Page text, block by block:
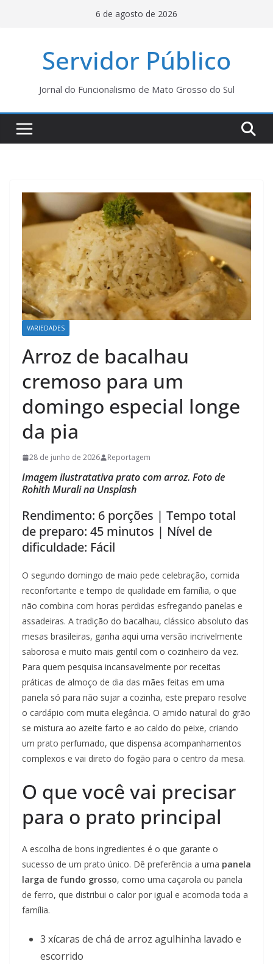
6 de agosto de 2026
Servidor Público
Jornal do Funcionalismo de Mato Grosso do Sul
VARIEDADES
Arroz de bacalhau
cremoso para um
domingo especial longe
da pia
28 de junho de 2026 Reportagem
Imagem ilustratativa prato com arroz. Foto de
Rohith Murali na Unsplash
Rendimento: 6 porções | Tempo total
de preparo: 45 minutos | Nível de
dificuldade: Fácil
O segundo domingo de maio pede celebração, comida
reconfortante e tempo de qualidade em família, o que
não combina com horas perdidas esfregando panelas e
assadeiras. A tradição do bacalhau, clássico absoluto das
mesas brasileiras, ganha aqui uma versão incrivelmente
saborosa e muito mais gentil com o cozinheiro da vez.
Para quem pesquisa incansavelmente por receitas
práticas de almoço de dia das mães feitas em uma
panela só para não sujar a cozinha, este preparo resolve
o cardápio com muita elegância. O amido natural do grão
se mistura ao azeite farto e ao caldo do peixe, criando
um prato perfumado, que dispensa acompanhamentos
complexos e vai direto do fogão para o centro da mesa.
O que você vai precisar
para o prato principal
A escolha de bons ingredientes é o que garante o
sucesso de um prato único. Dê preferência a uma panela
larga de fundo grosso, como uma caçarola ou panela
de ferro, que distribui o calor por igual e acomoda toda a
família.
3 xícaras de chá de arroz agulhinha lavado e
escorrido